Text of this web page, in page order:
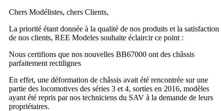
Chers Modélistes, chers Clients,
La priorité étant donnée à la qualité de nos produits et la satisfaction
de nos clients, REE Modeles souhaite éclaircir ce point :
Nous certifions que nos nouvelles BB67000 ont des châssis
parfaitement rectilignes
En effet, une déformation de châssis avait été rencontrée sur une
partie des locomotives des séries 3 et 4, sorties en 2016, modèles
ayant été repris par nos techniciens du SAV à la demande de leurs
propriétaires.